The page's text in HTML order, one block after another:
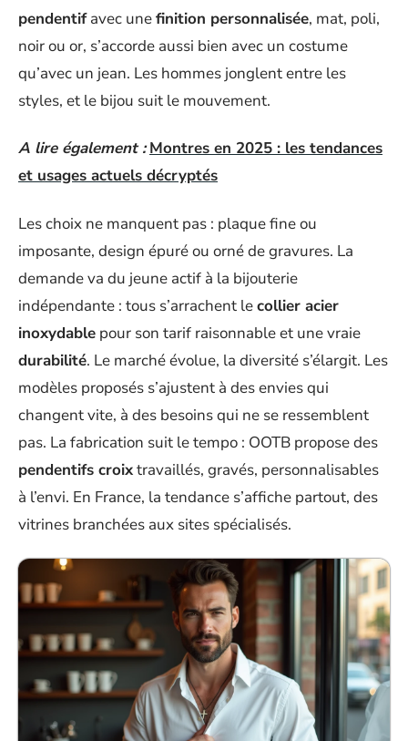
pendentifavec unefinition personnalisée, mat, poli,
noir ou or, s’accorde aussi bien avec un costume
qu’avec un jean. Les hommes jonglent entre les
styles, et le bijou suit le mouvement.
A lire également : Montres en 2025 : les tendances
et usages actuels décryptés
Les choix ne manquent pas : plaque fine ou
imposante, design épuré ou orné de gravures. La
demande va du jeune actif à la bijouterie
indépendante : tous s’arrachent lecollier acier
inoxydable pour son tarif raisonnable et une vraie
durabilité. Le marché évolue, la diversité s’élargit. Les
modèles proposés s’ajustent à des envies qui
changent vite, à des besoins qui ne se ressemblent
pas. La fabrication suit le tempo : OOTB propose des
pendentifs croixtravaillés, gravés, personnalisables
à l’envi. En France, la tendance s’affiche partout, des
vitrines branchées aux sites spécialisés.